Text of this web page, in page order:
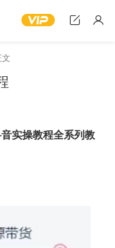
文
实操教程全系列教